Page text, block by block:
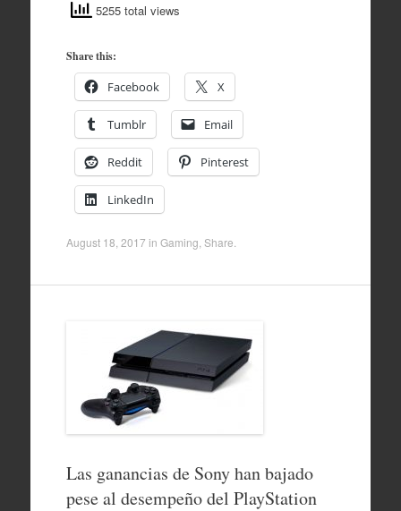
5255 total views
Share this:
Facebook X
Tumblr Email
Reddit Pinterest
LinkedIn
August 18, 2017 in Gaming Share
Las ganancias de Sony han bajado
pese al desempeño del PlayStation